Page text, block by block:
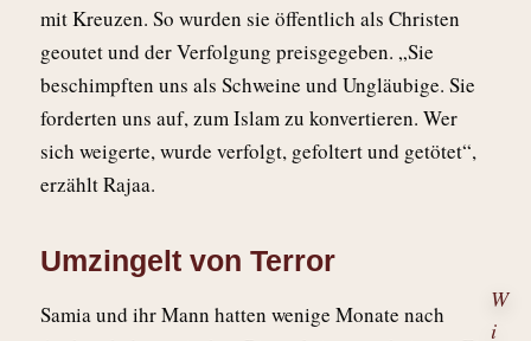
mit Kreuzen. So wurden sie öffentlich als Christen
geoutet und der Verfolgung preisgegeben. „Sie
beschimpften uns als Schweine und Ungläubige. Sie
forderten uns auf, zum Islam zu konvertieren. Wer
sich weigerte, wurde verfolgt, gefoltert und getötet“,
erzählt Rajaa.
Umzingelt von Terror
Samia und ihr Mann hatten wenige Monate nach
W
i